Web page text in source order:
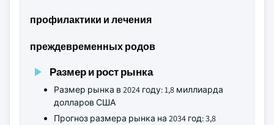
профилактики и лечения
преждевременных родов
Размер и рост рынка
Размер рынка в 2024 году: 1,8 миллиарда
долларов США
Прогноз размера рынка на 2034 год: 3,8